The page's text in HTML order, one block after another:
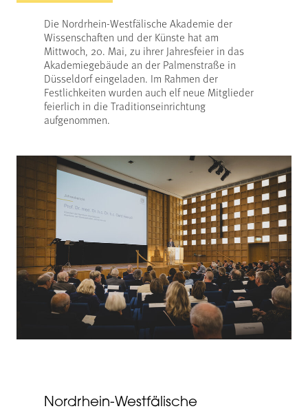
Die Nordrhein-Westfälische Akademie der
Wissenschaften und der Künste hat am
Mittwoch, 20. Mai, zu ihrer Jahresfeier in das
Akademiegebäude an der Palmenstraße in
Düsseldorf eingeladen. Im Rahmen der
Festlichkeiten wurden auch elf neue Mitglieder
feierlich in die Traditionseinrichtung
aufgenommen.
Nordrhein-Westfälische